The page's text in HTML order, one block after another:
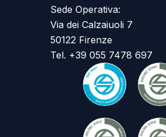
Sede Operativa:
Via dei Calzaiuoli 7
50122 Firenze
Tel. +39 055 7478 697